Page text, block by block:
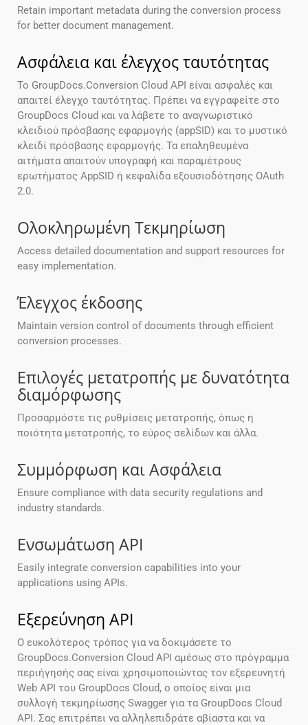
Retain important metadata during the conversion process
for better document management.
Ασφάλεια και έλεγχος ταυτότητας
Το GroupDocs.Conversion Cloud API είναι ασφαλές και
απαιτεί έλεγχο ταυτότητας. Πρέπει να εγγραφείτε στο
GroupDocs Cloud και να λάβετε το αναγνωριστικό
κλειδιού πρόσβασης εφαρμογής (appSID) και το μυστικό
κλειδί πρόσβασης εφαρμογής. Τα επαληθευμένα
αιτήματα απαιτούν υπογραφή και παραμέτρους
ερωτήματος AppSID ή κεφαλίδα εξουσιοδότησης OAuth
2.0.
Ολοκληρωμένη Τεκμηρίωση
Access detailed documentation and support resources for
easy implementation.
Έλεγχος έκδοσης
Maintain version control of documents through efficient
conversion processes.
Επιλογές μετατροπής με δυνατότητα
διαμόρφωσης
Προσαρμόστε τις ρυθμίσεις μετατροπής, όπως η
ποιότητα μετατροπής, το εύρος σελίδων και άλλα.
Συμμόρφωση και Ασφάλεια
Ensure compliance with data security regulations and
industry standards.
Ενσωμάτωση API
Easily integrate conversion capabilities into your
applications using APIs.
Εξερεύνηση API
Ο ευκολότερος τρόπος για να δοκιμάσετε το
GroupDocs.Conversion Cloud API αμέσως στο πρόγραμμα
περιήγησής σας είναι χρησιμοποιώντας τον εξερευνητή
Web API του GroupDocs Cloud, ο οποίος είναι μια
συλλογή τεκμηρίωσης Swagger για τα GroupDocs Cloud
API. Σας επιτρέπει να αλληλεπιδράτε αβίαστα και να